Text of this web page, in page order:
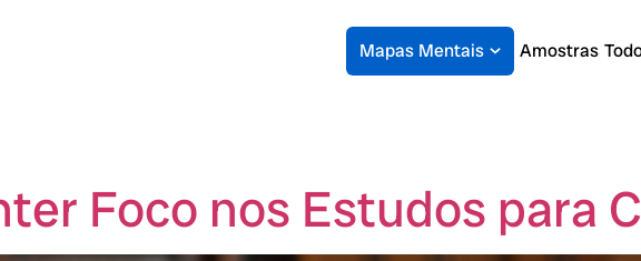
Mapas Mentais Amostras
Foco nos Estudos para